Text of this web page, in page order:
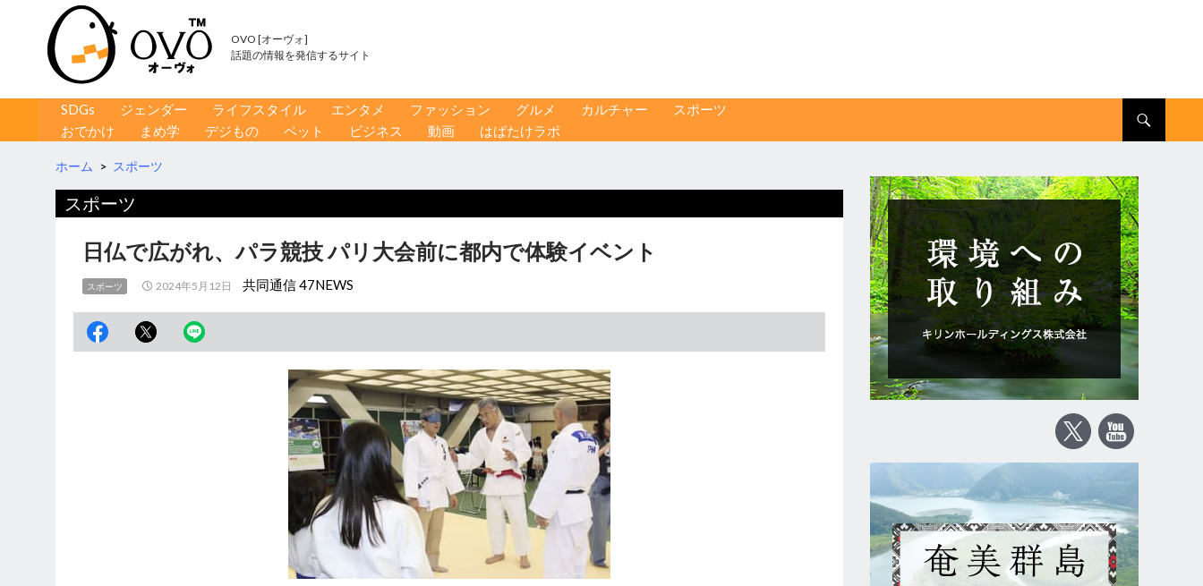
OVO [オーヴォ]
話題の情報を発信するサイト
コンテンツへ移動
SDGs ジェンダー ライフスタイル エンタメ ファッション グルメ カルチャー
スポーツ
おでかけ
まめ学 デジもの ペット ビジネス 動画 はばたけラボ
ホーム > スポーツ
スポーツ
日仏で広がれ、パラ競技 パリ大会前に都内で体験イベント
スポーツ 2024年5月12日 共同通信 47NEWS